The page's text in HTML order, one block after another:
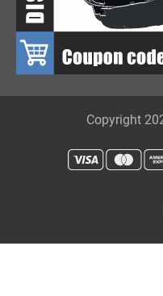
Copyright